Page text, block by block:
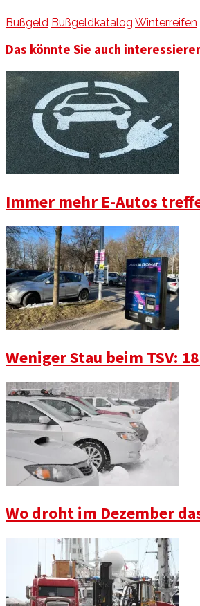
Bußgeld Bußgeldkatalog Winterreifen
Das könnte Sie auch
Immer mehr E-Autos
Weniger Stau beim TSV:
Wo droht im Dezember